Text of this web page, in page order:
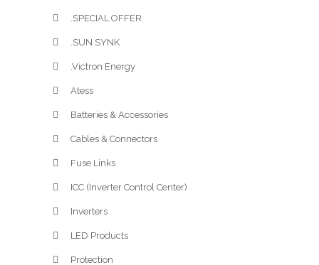
.SPECIAL OFFER
.SUN SYNK
.Victron Energy
Atess
Batteries & Accessories
Cables & Connectors
Fuse Links
ICC (Inverter Control Center)
Inverters
LED Products
Protection